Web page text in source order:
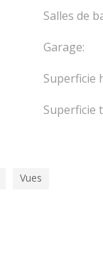
LesSalles de
Garage:
Superficie
Superficie
Vues